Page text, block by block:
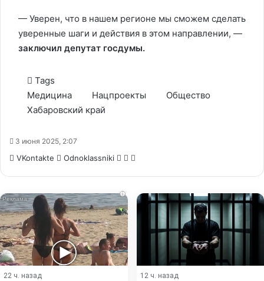
— Уверен, что в нашем регионе мы сможем сделать
уверенные шаги и действия в этом направлении, —
заключил депутат госдумы.
Tags
Медицина
Нацпроекты
Общество
Хабаровский край
3 июня 2025, 2:07
VKontakte Odnoklassniki WhatsApp
Telegram
i
22 ч. назад
12 ч. назад